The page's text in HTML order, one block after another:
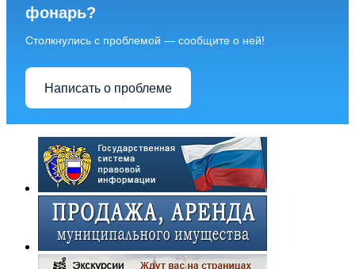
фонарь?
Столкнулись с проблемой — сообщите о ней!
Написать о проблеме